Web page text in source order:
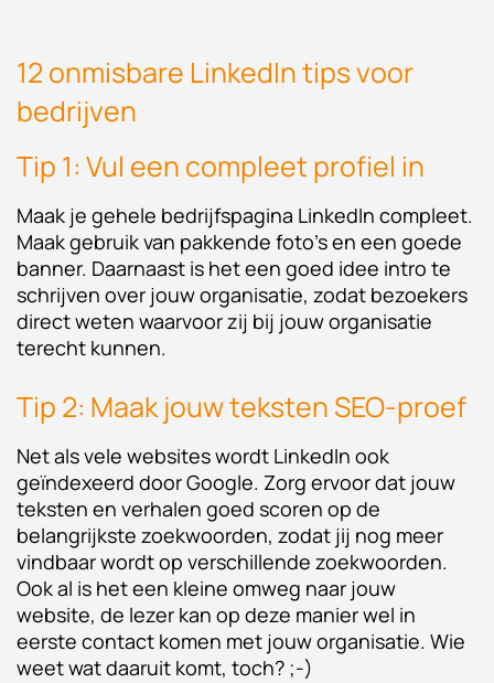
12 onmisbare LinkedIn tips voor
bedrijven
Tip 1: Vul een compleet profiel in
Maak je gehele bedrijfspagina LinkedIn compleet.
Maak gebruik van pakkende foto’s en een goede
banner. Daarnaast is het een goed idee intro te
schrijven over jouw organisatie, zodat bezoekers
direct weten waarvoor zij bij jouw organisatie
terecht kunnen.
Tip 2: Maak jouw teksten SEO-proef
Net als vele websites wordt LinkedIn ook
geïndexeerd door Google. Zorg ervoor dat jouw
teksten en verhalen goed scoren op de
belangrijkste zoekwoorden, zodat jij nog meer
vindbaar wordt op verschillende zoekwoorden.
Ook al is het een kleine omweg naar jouw
website, de lezer kan op deze manier wel in
eerste contact komen met jouw organisatie. Wie
weet wat daaruit komt, toch? ;-)